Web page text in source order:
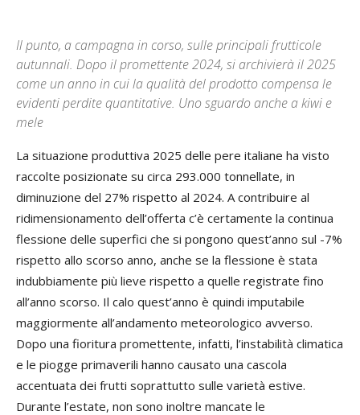
Il punto, a campagna in corso, sulle principali frutticole
autunnali. Dopo il promettente 2024, si archivierà il 2025
come un anno in cui la qualità del prodotto compensa le
evidenti perdite quantitative. Uno sguardo anche a kiwi e
mele
La situazione produttiva 2025 delle pere italiane ha visto
raccolte posizionate su circa 293.000 tonnellate, in
diminuzione del 27% rispetto al 2024. A contribuire al
ridimensionamento dell’offerta c’è certamente la continua
flessione delle superfici che si pongono quest’anno sul -7%
rispetto allo scorso anno, anche se la flessione è stata
indubbiamente più lieve rispetto a quelle registrate fino
all’anno scorso. Il calo quest’anno è quindi imputabile
maggiormente all’andamento meteorologico avverso.
Dopo una fioritura promettente, infatti, l’instabilità climatica
e le piogge primaverili hanno causato una cascola
accentuata dei frutti soprattutto sulle varietà estive.
Durante l’estate, non sono inoltre mancate le